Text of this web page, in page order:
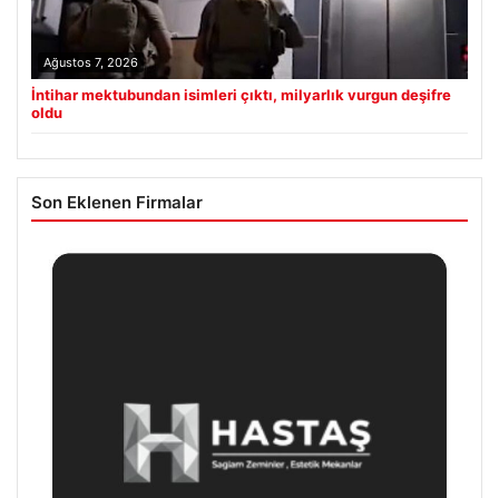
Ağustos 7, 2026
İntihar mektubundan isimleri çıktı, milyarlık vurgun deşifre
oldu
Son Eklenen Firmalar